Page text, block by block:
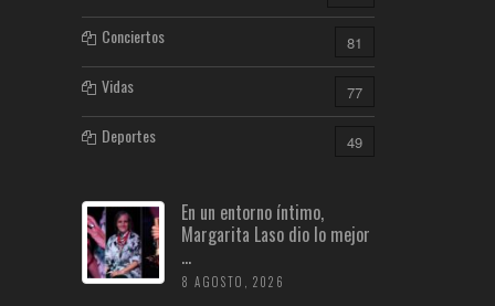
Conciertos 81
Vidas 77
Deportes 49
En un entorno íntimo,
Margarita Laso dio lo mejor
...
8 AGOSTO, 2026